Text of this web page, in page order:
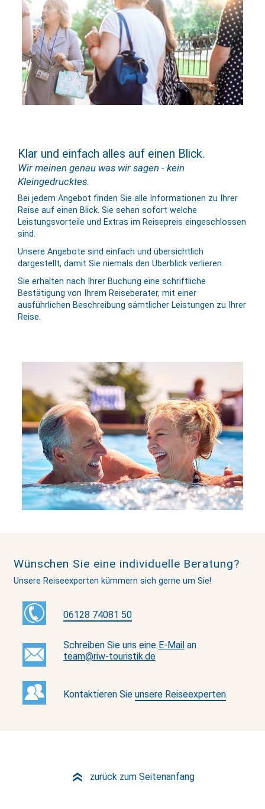
Klar und einfach alles auf einen Blick.
Wir meinen genau was wir sagen - kein
Kleingedrucktes.
Bei jedem Angebot finden Sie alle Informationen zu Ihrer
Reise auf einen Blick. Sie sehen sofort welche
Leistungsvorteile und Extras im Reisepreis eingeschlossen
sind.
Unsere Angebote sind einfach und übersichtlich
dargestellt, damit Sie niemals den Überblick verlieren.
Sie erhalten nach Ihrer Buchung eine schriftliche
Bestätigung von Ihrem Reiseberater, mit einer
ausführlichen Beschreibung sämtlicher Leistungen zu Ihrer
Reise.
Wünschen Sie eine individuelle Beratung?
Unsere Reiseexperten kümmern sich gerne um Sie!
06128 74081 50
Schreiben Sie uns eine E-Mailan
team@riw-touristik.de
Kontaktieren Sie unsere Reiseexperten.
» zurück zum Seitenanfang